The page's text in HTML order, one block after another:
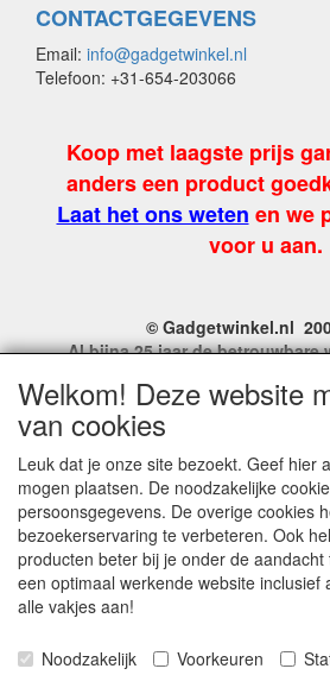
CONTACTGEGEVENS
Email: info@gadgetwinkel.nl
Telefoon: +31-654-203066
Koop met laagste prijs
anders een product
Laat het ons weten en we
voor u aan.
© Gadgetwinkel.nl
Al bijna 25 jaar de betrouwbare
Site Name, Ownership and
another website, or otherwise copied
our explicit written
For more information on this
KvK No.
Welkom! Deze website
van cookies
Leuk dat je onze site bezoekt. Geef hier
mogen plaatsen. De noodzakelijke
persoonsgegevens. De overige cookies
bezoekerservaring te verbeteren. Ook
producten beter bij je onder de
een optimaal werkende website inclusief
alle vakjes aan!
Noodzakelijk Voorkeuren